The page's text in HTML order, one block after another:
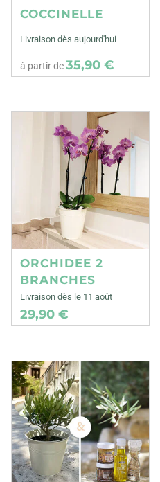
COCCINELLE
Livraison dès aujourd'hui
à partir de35,90 €
ORCHIDEE 2
BRANCHES
Livraison dès le 11 août
29,90 €